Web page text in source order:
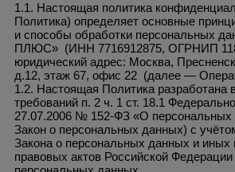
1.1. Настоящая политика
Политика) определяет основные
и способы обработки персональных
ПЛЮС» (ИНН 7716912875, ОГРНИП
юридический адрес: Москва,
д.12, этаж 67, офис 22 (далее —
1.2. Настоящая Политика разработана
требований п. 2 ч. 1 ст. 18.1
27.07.2006 № 152-ФЗ «О
Закон о персональных данных) с
Закона о персональных данных и иных
правовых актов Российской